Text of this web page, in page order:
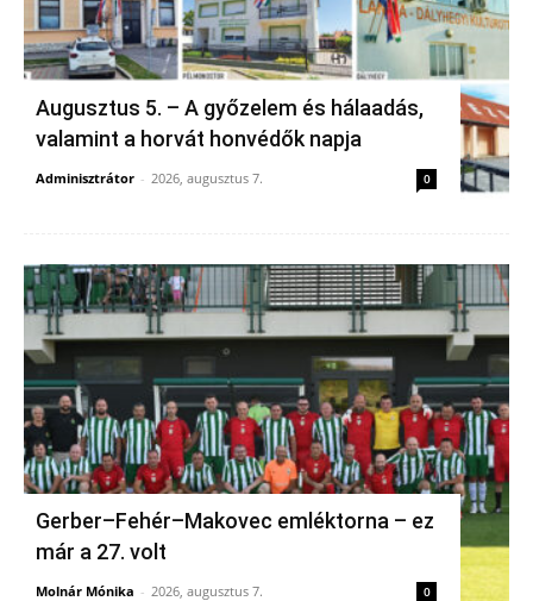
Augusztus 5. – A győzelem és hálaadás,
valamint a horvát honvédők napja
Adminisztrátor - 2026, augusztus 7. 0
Gerber–Fehér–Makovec emléktorna – ez
már a 27. volt
Molnár Mónika - 2026, augusztus 7. 0